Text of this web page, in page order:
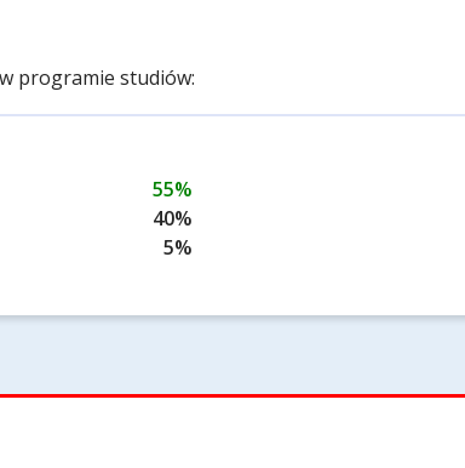
programie studiów:
55%
40%
5%